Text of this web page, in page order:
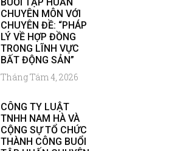
CHUYÊN MÔN VỚI
CHUYÊN ĐỀ: “PHÁP
LÝ VỀ HỢP ĐỒNG
TRONG LĨNH VỰC
BẤT ĐỘNG SẢN”
Tháng Tám 4, 2026
CÔNG TY LUẬT
TNHH NAM HÀ VÀ
CỘNG SỰ TỔ CHỨC
THÀNH CÔNG BUỔI